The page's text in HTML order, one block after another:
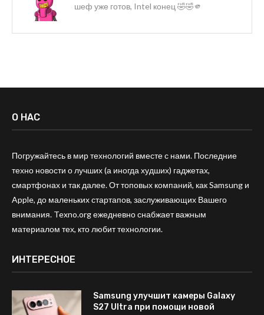
шеф уже готов, Intel конец 🤣🤣🫵
О НАС
Погружайтесь в мир технологий вместе с нами. Последние
техно новости о лучших (а иногда худших) гаджетах,
смартфонах и так далее. От топовых компаний, как Samsung и
Apple, до маленьких стартапов, заслуживающих Вашего
внимания. Texno.org ежедневно снабжает важным
материалом тех, кто любит технологии.
ИНТЕРЕСНОЕ
Samsung улучшит камеры Galaxy
S27 Ultra при помощи новой